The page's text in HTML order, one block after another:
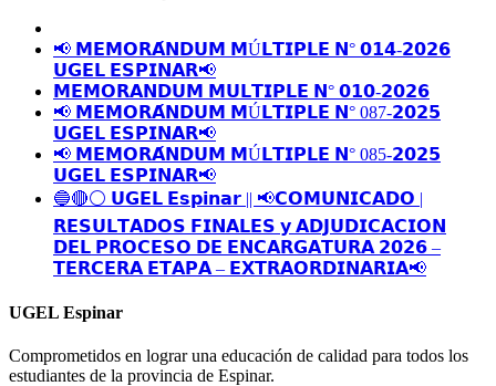
📢 𝗠𝗘𝗠𝗢𝗥𝗔́𝗡𝗗𝗨𝗠 𝗠Ú𝗟𝗧𝗜𝗣𝗟𝗘 𝗡° 𝟬𝟭𝟰-𝟮𝟬𝟮𝟲
𝗨𝗚𝗘𝗟 𝗘𝗦𝗣𝗜𝗡𝗔𝗥📢
𝗠𝗘𝗠𝗢𝗥𝗔𝗡𝗗𝗨𝗠 𝗠𝗨𝗟𝗧𝗜𝗣𝗟𝗘 𝗡° 𝟬𝟭𝟬-𝟮𝟬𝟮𝟲
📢 𝗠𝗘𝗠𝗢𝗥𝗔́𝗡𝗗𝗨𝗠 𝗠Ú𝗟𝗧𝗜𝗣𝗟𝗘 𝗡° 087-𝟮𝟬𝟮𝟱
𝗨𝗚𝗘𝗟 𝗘𝗦𝗣𝗜𝗡𝗔𝗥📢
📢 𝗠𝗘𝗠𝗢𝗥𝗔́𝗡𝗗𝗨𝗠 𝗠Ú𝗟𝗧𝗜𝗣𝗟𝗘 𝗡° 085-𝟮𝟬𝟮𝟱
𝗨𝗚𝗘𝗟 𝗘𝗦𝗣𝗜𝗡𝗔𝗥📢
🔵🔴⚪️ 𝗨𝗚𝗘𝗟 𝗘𝘀𝗽𝗶𝗻𝗮𝗿 || 📢𝗖𝗢𝗠𝗨𝗡𝗜𝗖𝗔𝗗𝗢 |
𝗥𝗘𝗦𝗨𝗟𝗧𝗔𝗗𝗢𝗦 𝗙𝗜𝗡𝗔𝗟𝗘𝗦 𝘆 𝗔𝗗𝗝𝗨𝗗𝗜𝗖𝗔𝗖𝗜𝗢𝗡
𝗗𝗘𝗟 𝗣𝗥𝗢𝗖𝗘𝗦𝗢 𝗗𝗘 𝗘𝗡𝗖𝗔𝗥𝗚𝗔𝗧𝗨𝗥𝗔 𝟮𝟬𝟮𝟲 –
𝗧𝗘𝗥𝗖𝗘𝗥𝗔 𝗘𝗧𝗔𝗣𝗔 – 𝗘𝗫𝗧𝗥𝗔𝗢𝗥𝗗𝗜𝗡𝗔𝗥𝗜𝗔📢
UGEL Espinar
Comprometidos en lograr una educación de calidad para todos los
estudiantes de la provincia de Espinar.